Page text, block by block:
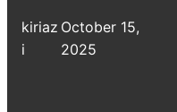
kiriaz
i
October 15,
2025